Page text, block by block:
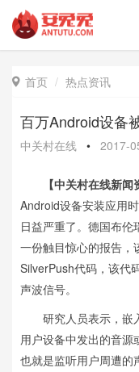
 首页 热点资讯
百万Android设备
中关村在线 • 2017-
【中关村在线新
Android设备安装应用
日益严重了。德国布
一份触目惊心的报告，
SilverPush代码，该代
声波信号。
研究人员表示，嵌
用户设备中发出的音源
也就是监听用户周遭的